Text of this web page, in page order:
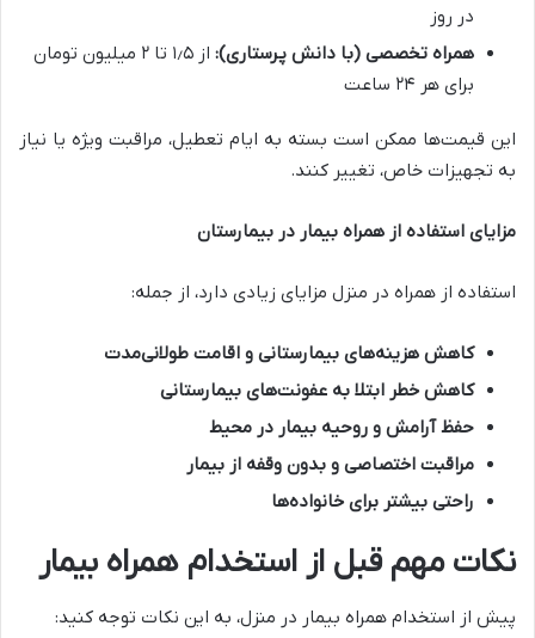
در روز
همراه تخصصی (با دانش پرستاری):
از ۱٫۵ تا ۲ میلیون تومان
برای هر ۲۴ ساعت
این قیمت‌ها ممکن است بسته به ایام تعطیل، مراقبت ویژه یا نیاز
به تجهیزات خاص، تغییر کنند.
مزایای استفاده از همراه بیمار در بیمارستان
استفاده از همراه در منزل مزایای زیادی دارد، از جمله:
کاهش هزینه‌های بیمارستانی و اقامت طولانی‌مدت
کاهش خطر ابتلا به عفونت‌های بیمارستانی
حفظ آرامش و روحیه بیمار در محیط
مراقبت اختصاصی و بدون وقفه از بیمار
راحتی بیشتر برای خانواده‌ها
نکات مهم قبل از استخدام همراه بیمار
پیش از استخدام همراه بیمار در منزل، به این نکات توجه کنید: